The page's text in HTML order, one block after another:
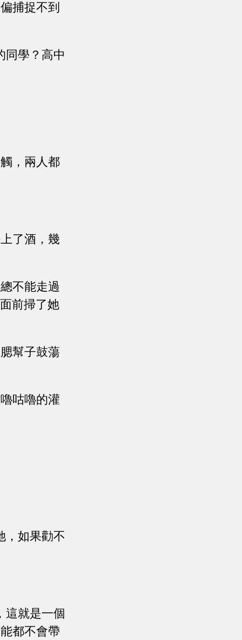
捕捉不到
同學？高中
，兩人都
了酒，幾
不能走過
前掃了她
幫子鼓蕩
咕嚕的灌
，如果勸不
這就是一個
都不會帶